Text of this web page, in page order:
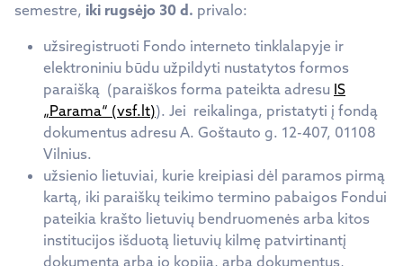
semestre, iki rugsėjo 30 d. privalo:
užsiregistruoti Fondo interneto tinklalapyje ir
elektroniniu būdu užpildyti nustatytos formos
paraišką (paraiškos forma pateikta adresu IS
„Parama“ (vsf.lt)). Jei reikalinga, pristatyti į fondą
dokumentus adresu A. Goštauto g. 12-407, 01108
Vilnius.
užsienio lietuviai, kurie kreipiasi dėl paramos pirmą
kartą, iki paraiškų teikimo termino pabaigos Fondui
pateikia krašto lietuvių bendruomenės arba kitos
institucijos išduotą lietuvių kilmę patvirtinantį
dokumentą arba jo kopiją, arba dokumentus,